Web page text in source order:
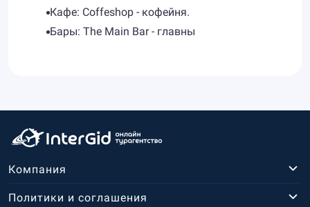
Кафе: Coffeshop - кофейня.
Бары: The Main Bar - главны
Компания
Политики и соглашения